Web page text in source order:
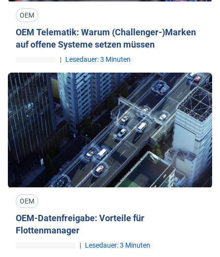
OEM
OEM Telematik: Warum (Challenger-)Marken
auf offene Systeme setzen müssen
| Lesedauer: 3 Minuten
OEM
OEM-Datenfreigabe: Vorteile für
Flottenmanager
| Lesedauer: 3 Minuten